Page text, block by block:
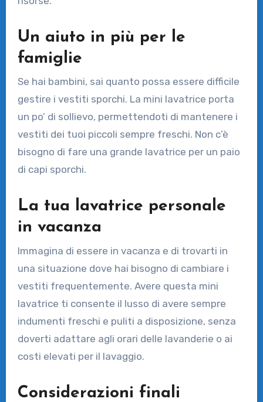
Un aiuto in più per le
famiglie
Se hai bambini, sai quanto possa essere difficile
gestire i vestiti sporchi. La mini lavatrice porta
un po’ di sollievo, permettendoti di mantenere i
vestiti dei tuoi piccoli sempre freschi. Non c’è
bisogno di fare una grande lavatrice per un paio
di capi sporchi.
La tua lavatrice personale
in vacanza
Immagina di essere in vacanza e di trovarti in
una situazione dove hai bisogno di cambiare i
vestiti frequentemente. Avere questa mini
lavatrice ti consente il lusso di avere sempre
indumenti freschi e puliti a disposizione, senza
doverti adattare agli orari delle lavanderie o ai
costi elevati per il lavaggio.
Considerazioni finali